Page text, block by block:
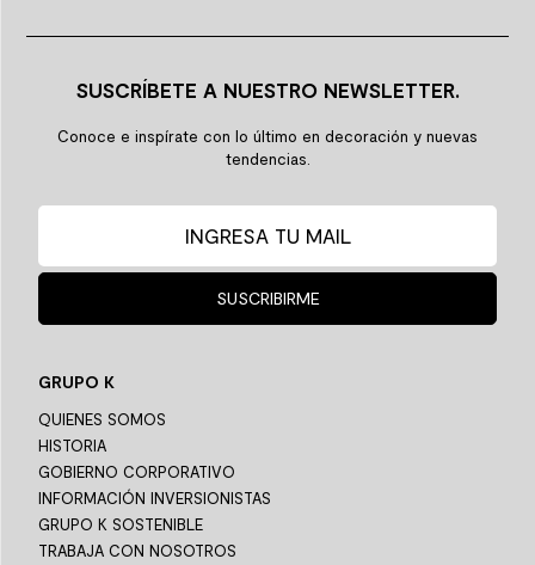
SUSCRÍBETE A NUESTRO NEWSLETTER.
Conoce e inspírate con lo último en decoración y nuevas
tendencias.
SUSCRIBIRME
GRUPO K
QUIENES SOMOS
HISTORIA
GOBIERNO CORPORATIVO
INFORMACIÓN INVERSIONISTAS
GRUPO K SOSTENIBLE
TRABAJA CON NOSOTROS